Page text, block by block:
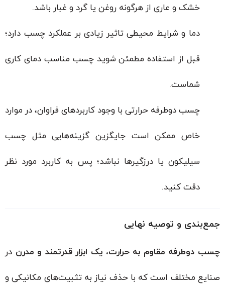
خشک و عاری از هرگونه روغن یا گرد و غبار باشد.
دما و شرایط محیطی تاثیر زیادی بر عملکرد چسب دارد؛
قبل از استفاده مطمئن شوید چسب مناسب دمای کاری
شماست.
چسب دوطرفه حرارتی با وجود کاربردهای فراوان، در موارد
خاص ممکن است جایگزین گزینه‌هایی مثل چسب
سیلیکون یا درزگیرها نباشد؛ پس به کاربرد مورد نظر
دقت کنید.
جمع‌بندی و توصیه نهایی
چسب دوطرفه مقاوم به حرارت، یک ابزار قدرتمند و مدرندر
صنایع مختلف است که با حذف نیاز به تثبیت‌های مکانیکی و